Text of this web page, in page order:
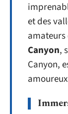
et des
Canyon,
Canyon,